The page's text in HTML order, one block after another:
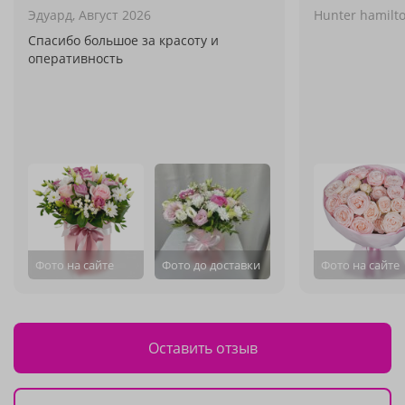
Эдуард, Август 2026
Спасибо большое за красоту и
оперативность
Фото на сайте Фото до доставки
Hunter
Фото на сайте
Оставить отзыв